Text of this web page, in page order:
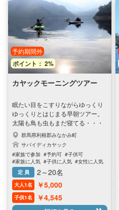
ポイント： 2%
予約期間外
カヤックモーニングツアー
眠たい目をこすりながらゆっくり
ゆっくりとはじまる早朝ツアー。
太陽も鳥も虫もまだ寝てる・・・
とても静かで穏やかな湖。ここじ
ゃなきゃ！！絶対に感じられない
空間があります。最高にきもちい
い今日のはじまりです。
群馬県利根郡みなかみ町
サバイディカヤック
#家族で参加 #予約可 #子供可
#家族に人気 #子供に人気 #女性に人気
#男性に人気
定 員 2～20名
大人1名 ￥5,000
子供1名 ￥4,545